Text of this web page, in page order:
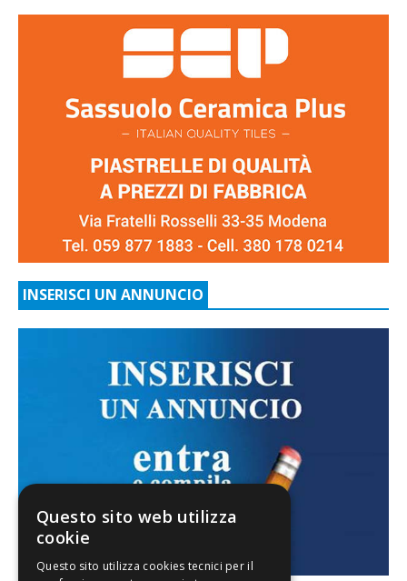
INSERISCI UN ANNUNCIO
Questo sito web utilizza
cookie